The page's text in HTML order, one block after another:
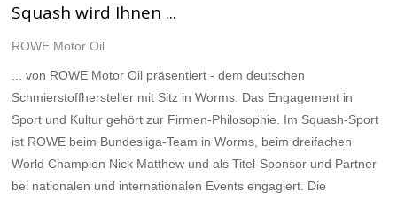
Squash wird Ihnen ...
ROWE Motor Oil
... von ROWE Motor Oil präsentiert - dem deutschen
Schmierstoffhersteller mit Sitz in Worms. Das Engagement in
Sport und Kultur gehört zur Firmen-Philosophie. Im Squash-Sport
ist ROWE beim Bundesliga-Team in Worms, beim dreifachen
World Champion Nick Matthew und als Titel-Sponsor und Partner
bei nationalen und internationalen Events engagiert. Die